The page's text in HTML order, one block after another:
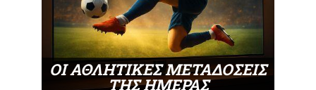
ΟΙ ΑΘΛΗΤΙΚΕΣ ΜΕΤΑΔΟΣΕΙΣ
ΤΗΣ ΗΜΕΡΑΣ